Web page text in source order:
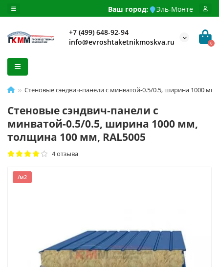
Ваш город: Эль-Монте
+7 (499) 648-92-94
info@evroshtaketnikmoskva.ru
0
Стеновые сэндвич-панели с минватой-0.5/0.5, ширина 1000
Стеновые сэндвич-панели с
минватой-0.5/0.5, ширина 1000 мм,
толщина 100 мм, RAL5005
4 отзыва
/м2